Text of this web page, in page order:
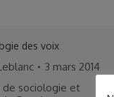
des voix
3 mars 2014
de sociologie et